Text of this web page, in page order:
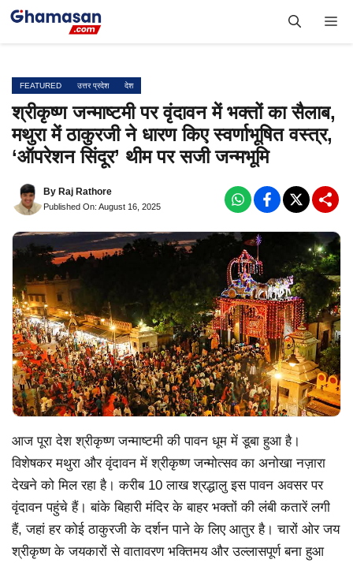
Skip
FEATURED उत्तर प्रदेश देश
श्रीकृष्ण जन्माष्टमी पर वृंदावन में भक्तों का सैलाब,
मथुरा में ठाकुरजी ने धारण किए स्वर्णाभूषित वस्त्र,
‘ऑपरेशन सिंदूर’ थीम पर सजी जन्मभूमि
By Raj Rathore
Published On: August 16, 2025
आज पूरा देश श्रीकृष्ण जन्माष्टमी की पावन धूम में डूबा हुआ है।
विशेषकर मथुरा और वृंदावन में श्रीकृष्ण जन्मोत्सव का अनोखा नज़ारा
देखने को मिल रहा है। करीब 10 लाख श्रद्धालु इस पावन अवसर पर
वृंदावन पहुंचे हैं। बांके बिहारी मंदिर के बाहर भक्तों की लंबी कतारें लगी
हैं, जहां हर कोई ठाकुरजी के दर्शन पाने के लिए आतुर है। चारों ओर जय
श्रीकृष्ण के जयकारों से वातावरण भक्तिमय और उल्लासपूर्ण बना हुआ